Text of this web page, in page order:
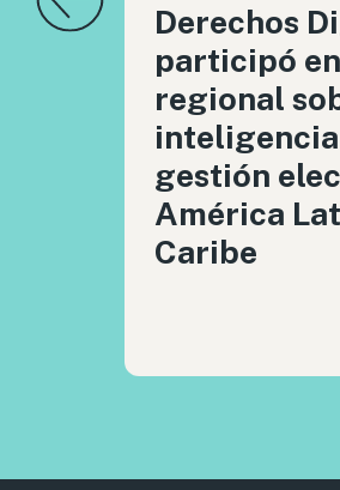
Derechos
participó
regional
gestión
América
Caribe